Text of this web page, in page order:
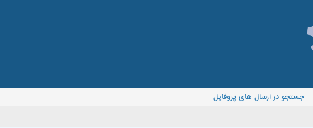
جستجو در ارسال های پروفایل